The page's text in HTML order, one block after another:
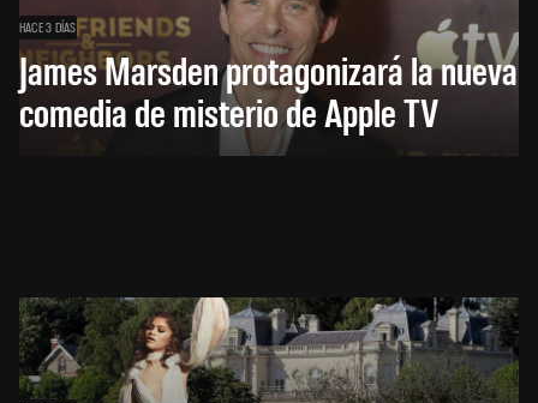
HACE 3 DÍAS
James Marsden protagonizará la nueva
comedia de misterio de Apple TV